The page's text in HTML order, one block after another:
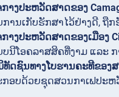
າງປະຫວັດສາດຂອງ
ການເກັບຮັກສາໄວ້ຢ່າງດີ, ຖືກ
າງປະຫວັດສາດຂອງເມືອງ
ບນີໂອຄລາສສິຄທີ່ງາມ ແລະ
ທັດຊົນທາງໂບຮານຄະທີຂອງ
ກອບດ້ວຍຊຸດສວນກາເຟປະຫ